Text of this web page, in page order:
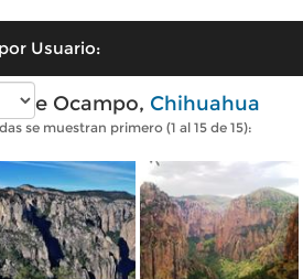
Usuario:
de Ocampo, Chihuahua
se muestran primero (1 al 15 de 15):